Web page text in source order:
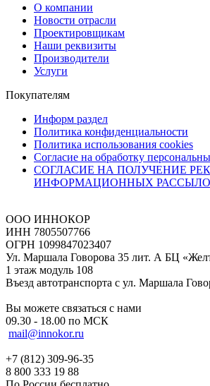
О компании
Новости отрасли
Проектировщикам
Наши реквизиты
Производители
Услуги
Покупателям
Информ раздел
Политика конфиденциальности
Политика использования cookies
Согласие на обработку
СОГЛАСИЕ НА ПОЛУЧЕНИЕ
ИНФОРМАЦИОННЫХ
ООО ИННОКОР
ИНН 7805507766
ОГРН 1099847023407
Ул. Маршала Говорова 35 лит. А БЦ
1 этаж модуль 108
Въезд автотранспорта с ул. Маршала
Вы можете связаться с нами
09.30 - 18.00 по МСК
mail@innokor.ru
+7 (812) 309-96-35
8 800 333 19 88